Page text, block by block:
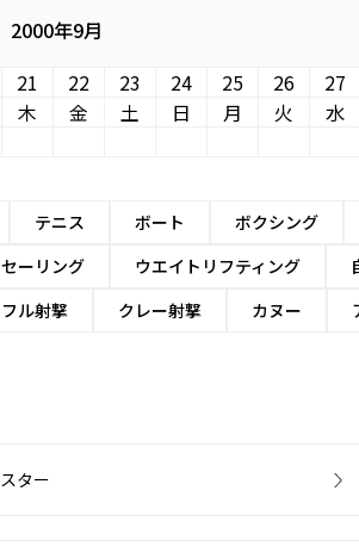
2000年9月
21 22 23 24 25 26 27
木 金 土 日 月 火 水
テニス ボート ボクシング
セーリング ウエイトリフティング
ル射撃 クレー射撃 カヌー
ター